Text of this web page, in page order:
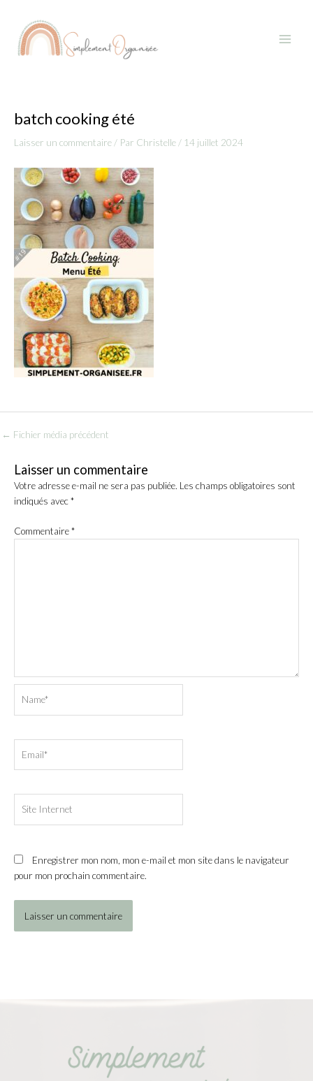
contenu
Menu
batch cooking été
Laisser un commentaire / Par Christelle / 14 juillet 2024
articles
← Fichier média précédent
Laisser un commentaire
Votre adresse e-mail ne sera pas publiée. Les champs obligatoires sont
indiqués avec*
Commentaire*
Internet
Enregistrer mon nom, mon e-mail et mon site dans le navigateur
pour mon prochain commentaire.